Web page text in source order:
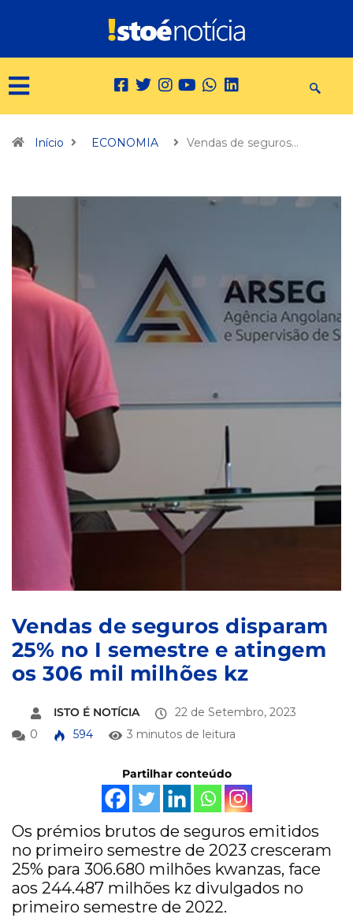
Início ECONOMIA Vendas de seguros…
Vendas de seguros disparam
25% no I semestre e atingem
os 306 mil milhões kz
ISTO É NOTÍCIA
22 de Setembro, 2023
0
594 3 minutos de leitura
Partilhar conteúdo
Os prémios brutos de seguros emitidos
no primeiro semestre de 2023 cresceram
25% para 306.680 milhões kwanzas, face
aos 244.487 milhões kz divulgados no
primeiro semestre de 2022.